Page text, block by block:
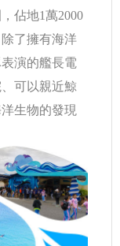
佔地1萬2000
了擁有海洋
演的艦長電
可以親近鯨
生物的發現